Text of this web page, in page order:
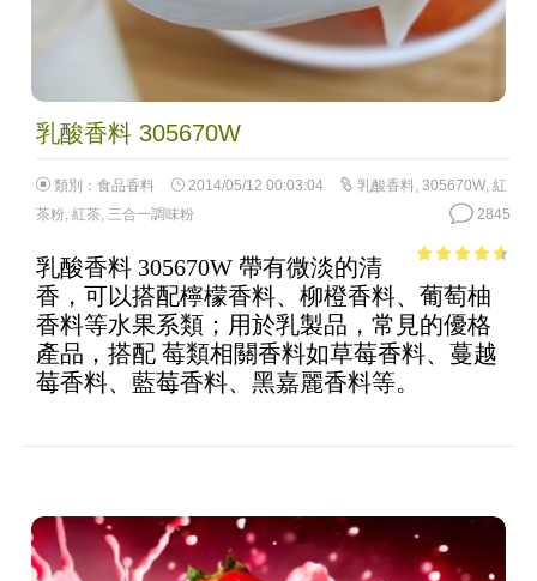
乳酸香料 305670W
類別： 食品香料 2014/05/12 00:03:04 乳酸香料, 305670W, 紅
茶粉, 紅茶, 三合一調味粉 2845
of 5
乳酸香料 305670W 帶有微淡的清
香，可以搭配檸檬香料、柳橙香料、葡萄柚
香料等水果系類；用於乳製品，常見的優格
產品，搭配 莓類相關香料如草莓香料、蔓越
莓香料、藍莓香料、黑嘉麗香料等。